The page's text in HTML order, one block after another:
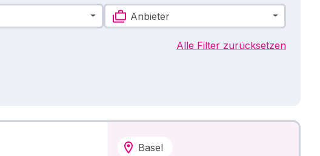
Anbieter
Alle Filter zurücksetzen
Basel